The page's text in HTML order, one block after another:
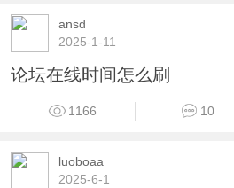
ansd
2025-1-11
论坛在线时间怎么刷
1166 10
luoboaa
2025-6-1